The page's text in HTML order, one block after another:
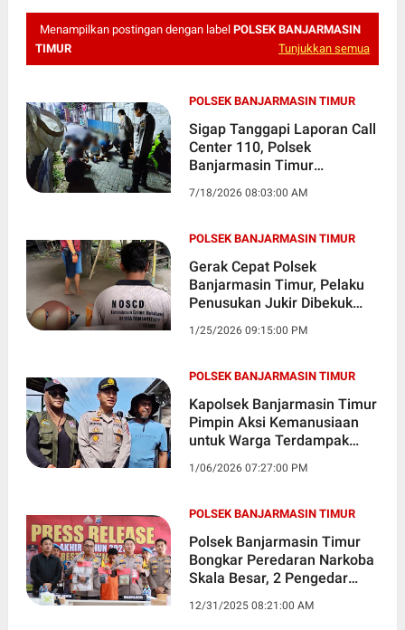
Menampilkan postingan dengan label POLSEK BANJARMASIN
TIMUR
Tunjukkan semua
POLSEK BANJARMASIN TIMUR
Sigap Tanggapi Laporan Call
Center 110, Polsek
Banjarmasin Timur
Pesta Miras
7/18/2026 08:03:00 AM
POLSEK BANJARMASIN TIMUR
Gerak Cepat Polsek
Banjarmasin Timur, Pelaku
Penusukan Jukir Dibekuk
1/25/2026 09:15:00 PM
POLSEK BANJARMASIN TIMUR
Kapolsek Banjarmasin Timur
Pimpin Aksi Kemanusiaan
untuk Warga Terdampak
1/06/2026 07:27:00 PM
POLSEK BANJARMASIN TIMUR
Polsek Banjarmasin Timur
Bongkar Peredaran Narkoba
Skala Besar, 2 Pengedar
12/31/2025 08:21:00 AM